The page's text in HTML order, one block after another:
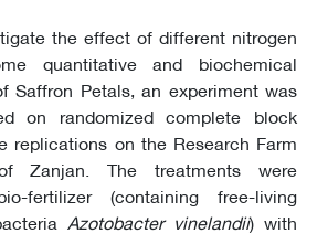
the effect of different nitrogen
quantitative and biochemical
Saffron Petals, an experiment was
on randomized complete block
replications on the Research Farm
Zanjan. The treatments were
fertilizer (containing free-living
Azotobacter vinelandii) with